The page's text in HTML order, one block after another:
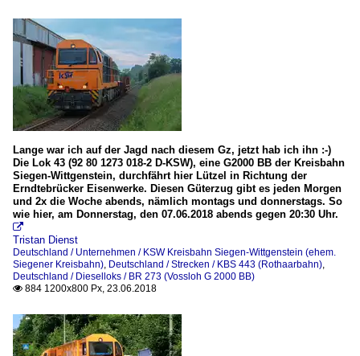
Lange war ich auf der Jagd nach diesem Gz, jetzt hab ich ihn :-)
Die Lok 43 (92 80 1273 018-2 D-KSW), eine G2000 BB der Kreisbahn
Siegen-Wittgenstein, durchfährt hier Lützel in Richtung der
Erndtebrücker Eisenwerke. Diesen Güterzug gibt es jeden Morgen
und 2x die Woche abends, nämlich montags und donnerstags. So
wie hier, am Donnerstag, den 07.06.2018 abends gegen 20:30 Uhr.

Tristan Dienst
Deutschland / Unternehmen / KSW Kreisbahn Siegen-Wittgenstein (ehem.
Siegener Kreisbahn), Deutschland / Strecken / KBS 443 (Rothaarbahn),
Deutschland / Dieselloks / BR 273 (Vossloh G 2000 BB)
 884 1200x800 Px, 23.06.2018